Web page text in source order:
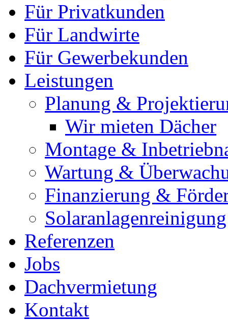
Für Privatkunden
Für Landwirte
Für Gewerbekunden
Leistungen
Planung &
Wir mieten Dächer
Montage &
Wartung &
Finanzierung &
Solaranlagenreinigung
Referenzen
Jobs
Dachvermietung
Kontakt